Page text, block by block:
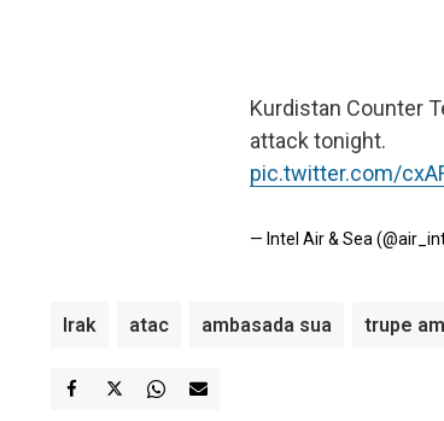
Kurdistan Counter
attack tonight.
pic.twitter.com/
— Intel Air & Sea
Irak atac ambasada sua trupe